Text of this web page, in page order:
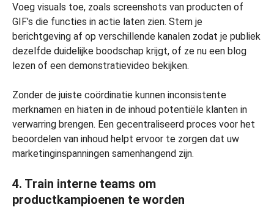
Voeg visuals toe, zoals screenshots van producten of
GIF’s die functies in actie laten zien. Stem je
berichtgeving af op verschillende kanalen zodat je publiek
dezelfde duidelijke boodschap krijgt, of ze nu een blog
lezen of een demonstratievideo bekijken.
Zonder de juiste coördinatie kunnen inconsistente
merknamen en hiaten in de inhoud potentiële klanten in
verwarring brengen. Een gecentraliseerd proces voor het
beoordelen van inhoud helpt ervoor te zorgen dat uw
marketinginspanningen samenhangend zijn.
4. Train interne teams om
productkampioenen te worden